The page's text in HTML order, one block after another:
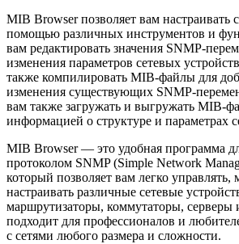
MIB Browser позволяет вам настраивать
помощью различных инструментов и
вам редактировать значения SNMP-
изменения параметров сетевых
также компилировать MIB-файлы для
изменения существующих SNMP-
вам также загружать и выгружать MIB-
информацией о структуре и параметрах
MIB Browser — это удобная программа
протоколом SNMP (Simple Network
который позволяет вам легко управлять,
настраивать различные сетевые
маршрутизаторы, коммутаторы, серверы
подходит для профессионалов и
с сетями любого размера и сложности.